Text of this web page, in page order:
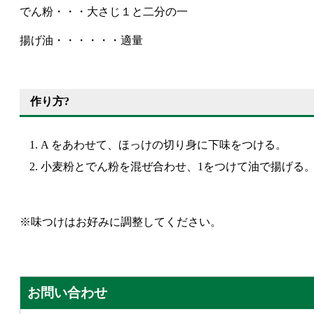
でん粉・・・大さじ１と二分の一
揚げ油・・・・・・適量
作り方?
A をあわせて、ほっけの切り身に下味をつける。
小麦粉とでん粉を混ぜ合わせ、1をつけて油で揚げる
※味つけはお好みに調整してください。
お問い合わせ